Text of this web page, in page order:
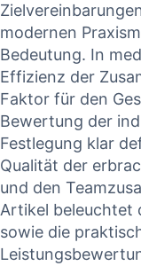
modernen
Bedeutung. ⁣In
Effizienz der
‌Faktor​ für den
‌Bewertung der
Festlegung⁢ klar
Qualität der
und den
Artikel beleuchtet
sowie die⁤